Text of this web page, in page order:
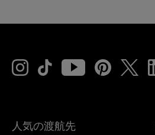
人気の渡航先